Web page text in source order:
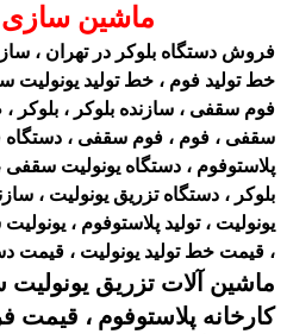
ماشین سازی
فروش دستگاه بلوکر در تهران ،
خط تولید فوم ، خط تولید
فوم سقفی ، سازنده بلوکر ، بلوکر ،
سقفی ، فوم ، فوم سقفی ، دستگاه
پلاستوفوم ، دستگاه یونولیت سقفی
بلوکر ، دستگاه تزریق یونولیت ،
یونولیت ، تولید پلاستوفوم ،
، قیمت خط تولید یونولیت ، قیمت
ماشین آلات تزریق یونولیت
کارخانه پلاستوفوم ، قیمت